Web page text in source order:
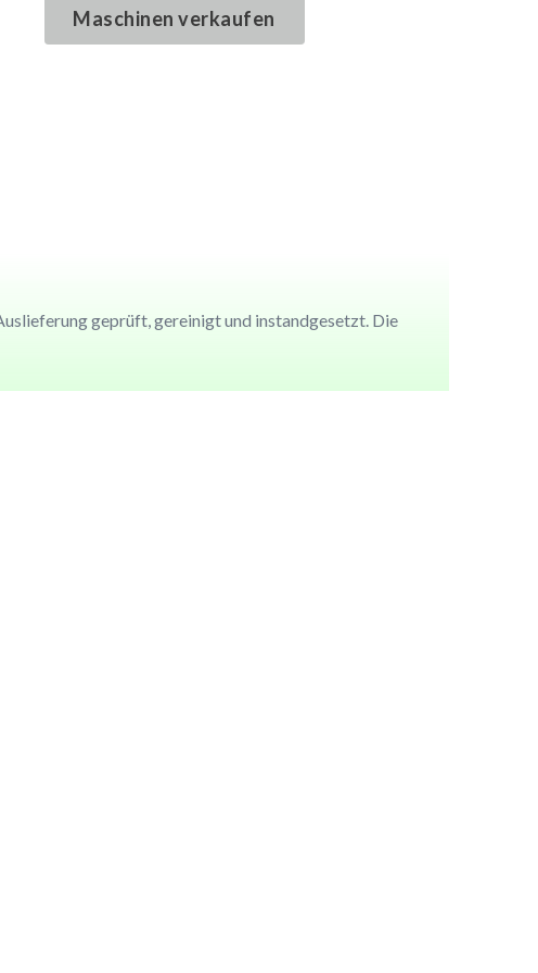
Maschinen verkaufen
Maschinen verkaufen
Maschinen verkaufen
Maschinen verkaufen
geprüft, gereinigt und instandgesetzt. Die